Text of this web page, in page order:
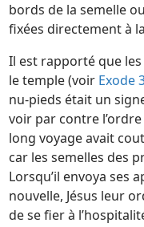
bords de la semelle
fixées directement à
Il est rapporté que
le temple (voir Exode
nu-pieds était un
voir par contre
long voyage avait
car les semelles des
Lorsqu’il envoya ses
nouvelle, Jésus leur
de se fier à